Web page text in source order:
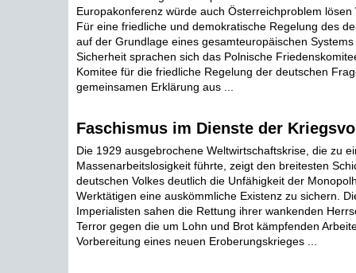
Europakonferenz würde auch Österreichproblem lösen
Für eine friedliche und demokratische Regelung des
auf der Grundlage eines gesamteuropäischen
Sicherheit sprachen sich das Polnische
Komitee für die friedliche Regelung der deutschen
gemeinsamen Erklärung aus ...
Faschismus im Dienste der
Die 1929 ausgebrochene Weltwirtschaftskrise, die zu
Massenarbeitslosigkeit führte, zeigt den breitesten
deutschen Volkes deutlich die Unfähigkeit der
Werktätigen eine auskömmliche Existenz zu sichern.
Imperialisten sahen die Rettung ihrer wankenden
Terror gegen die um Lohn und Brot kämpfenden
Vorbereitung eines neuen Eroberungskrieges ...